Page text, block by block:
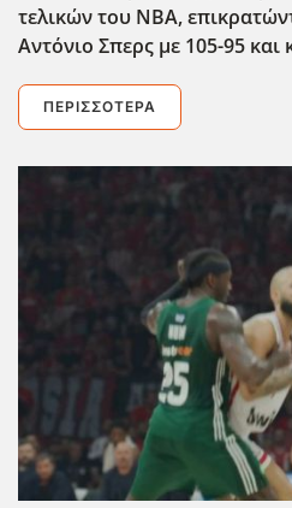
τελικών του NBA,
Αντόνιο Σπερς με 105-95 και
ΠΕΡΙΣΣΌΤΕΡΑ